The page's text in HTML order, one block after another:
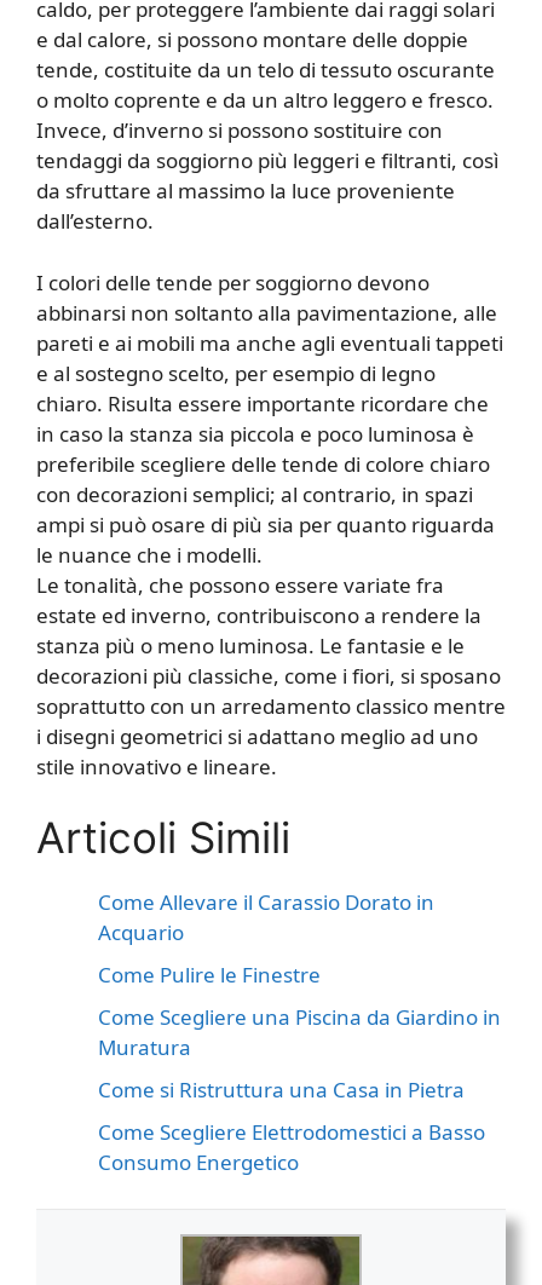
caldo, per proteggere l’ambiente dai raggi solari
e dal calore, si possono montare delle doppie
tende, costituite da un telo di tessuto oscurante
o molto coprente e da un altro leggero e fresco.
Invece, d’inverno si possono sostituire con
tendaggi da soggiorno più leggeri e filtranti, così
da sfruttare al massimo la luce proveniente
dall’esterno.
I colori delle tende per soggiorno devono
abbinarsi non soltanto alla pavimentazione, alle
pareti e ai mobili ma anche agli eventuali tappeti
e al sostegno scelto, per esempio di legno
chiaro. Risulta essere importante ricordare che
in caso la stanza sia piccola e poco luminosa è
preferibile scegliere delle tende di colore chiaro
con decorazioni semplici; al contrario, in spazi
ampi si può osare di più sia per quanto riguarda
le nuance che i modelli.
Le tonalità, che possono essere variate fra
estate ed inverno, contribuiscono a rendere la
stanza più o meno luminosa. Le fantasie e le
decorazioni più classiche, come i fiori, si sposano
soprattutto con un arredamento classico mentre
i disegni geometrici si adattano meglio ad uno
stile innovativo e lineare.
Articoli Simili
Come Allevare il Carassio Dorato in
Acquario
Come Pulire le Finestre
Come Scegliere una Piscina da Giardino in
Muratura
Come si Ristruttura una Casa in Pietra
Come Scegliere Elettrodomestici a Basso
Consumo Energetico